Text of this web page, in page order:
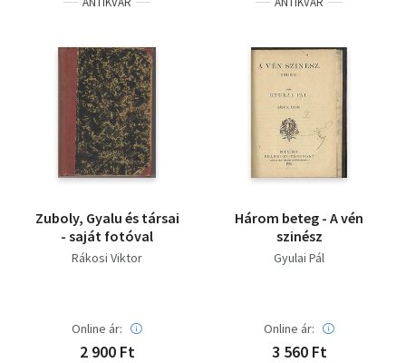
Zuboly, Gyalu és társai
- saját fotóval
Rákosi Viktor
Online ár:
2 900 Ft
Három beteg - A vén
szinész
Gyulai Pál
Online ár:
3 560 Ft